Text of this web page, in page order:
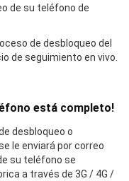
de su teléfono de
de desbloqueo del
de seguimiento en vivo.
está completo!
desbloqueo o
le enviará por correo
su teléfono se
a través de 3G / 4G /